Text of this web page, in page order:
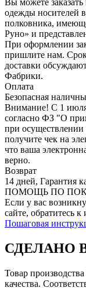
одежды носителей
полковника,
Руно» и
При оформлении
пришлите нам.
доставки
Фабрики.
Оплата
Безопасная
Внимание! С 1
согласно ФЗ "О
при
получите чек на
что ваша
верно.
Возврат
14 дней, Гарантия
ПОМОЩЬ ПО
Если у вас
сайте, обратитесь
Пошаговая
СДЕЛАНО
Товар
качества.